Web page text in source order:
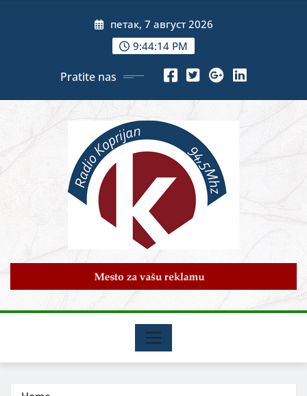
петак, 7 август 2026
9:44:16 PM
Pratite nas